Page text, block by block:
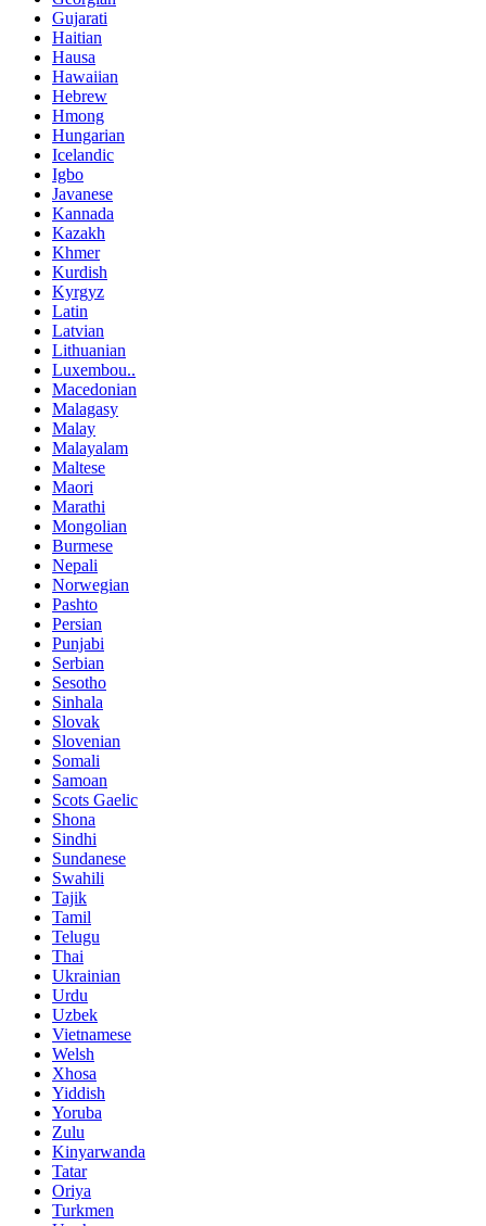
Gujarati
Haitian
Hausa
Hawaiian
Hebrew
Hmong
Hungarian
Icelandic
Igbo
Javanese
Kannada
Kazakh
Khmer
Kurdish
Kyrgyz
Latin
Latvian
Lithuanian
Luxembou..
Macedonian
Malagasy
Malay
Malayalam
Maltese
Maori
Marathi
Mongolian
Burmese
Nepali
Norwegian
Pashto
Persian
Punjabi
Serbian
Sesotho
Sinhala
Slovak
Slovenian
Somali
Samoan
Scots Gaelic
Shona
Sindhi
Sundanese
Swahili
Tajik
Tamil
Telugu
Thai
Ukrainian
Urdu
Uzbek
Vietnamese
Welsh
Xhosa
Yiddish
Yoruba
Zulu
Kinyarwanda
Tatar
Oriya
Turkmen